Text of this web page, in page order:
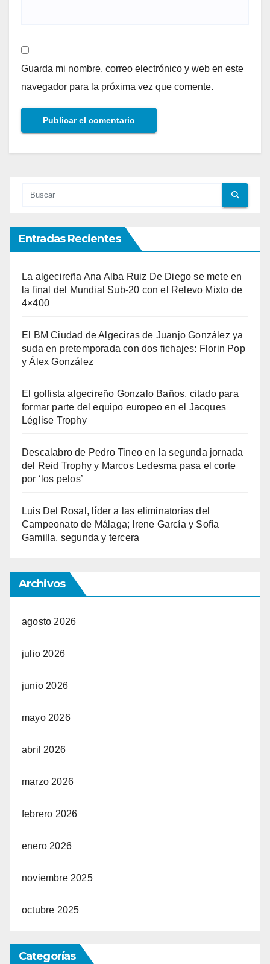
Guarda mi nombre, correo electrónico y web en este
navegador para la próxima vez que comente.
Entradas Recientes
La algecireña Ana Alba Ruiz De Diego se mete en
la final del Mundial Sub-20 con el Relevo Mixto de
4×400
El BM Ciudad de Algeciras de Juanjo González ya
suda en pretemporada con dos fichajes: Florin Pop
y Álex González
El golfista algecireño Gonzalo Baños, citado para
formar parte del equipo europeo en el Jacques
Léglise Trophy
Descalabro de Pedro Tineo en la segunda jornada
del Reid Trophy y Marcos Ledesma pasa el corte
por ‘los pelos’
Luis Del Rosal, líder a las eliminatorias del
Campeonato de Málaga; Irene García y Sofía
Gamilla, segunda y tercera
Archivos
agosto 2026
julio 2026
junio 2026
mayo 2026
abril 2026
marzo 2026
febrero 2026
enero 2026
noviembre 2025
octubre 2025
Categorías